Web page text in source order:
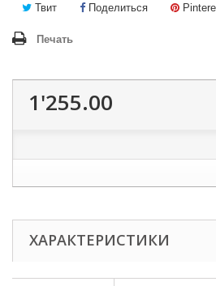
Твит Поделиться
Печать
1'255.00
ХАРАКТЕРИСТИКИ